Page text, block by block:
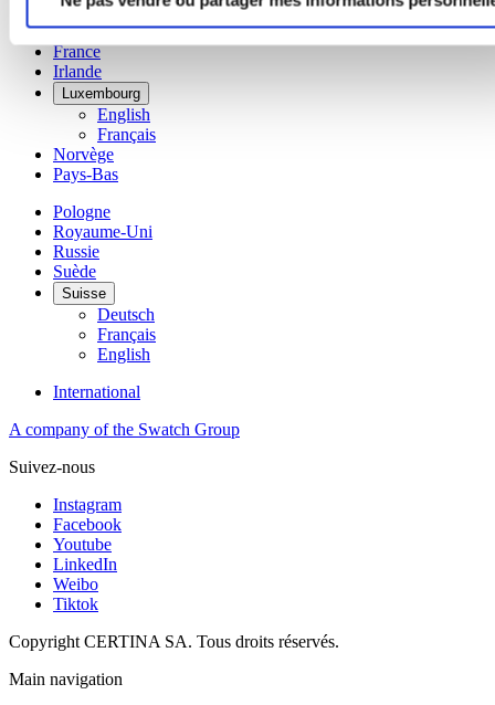
Finlande
France
Irlande
Luxembourg
English
Français
Norvège
Pays-Bas
Pologne
Royaume-Uni
Russie
Suède
Suisse
Deutsch
Français
English
International
A company of the Swatch Group
Suivez-nous
Instagram
Facebook
Youtube
LinkedIn
Weibo
Tiktok
Copyright CERTINA SA. Tous droits réservés.
Main navigation